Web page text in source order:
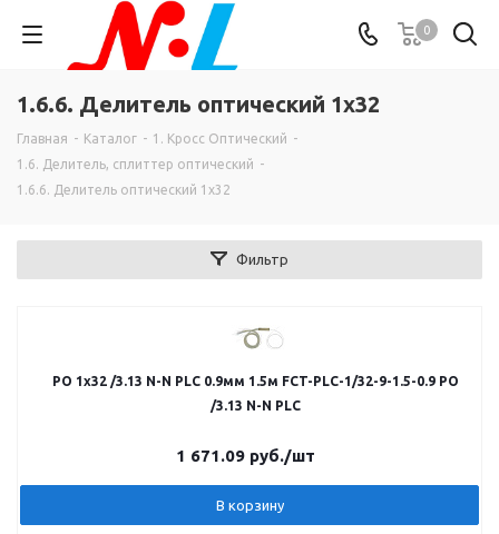
0
1.6.6. Делитель оптический 1х32
Главная - Каталог - 1. Кросс Оптический -
1.6. Делитель, сплиттер оптический -
1.6.6. Делитель оптический 1х32
Фильтр
РО 1х32 /3.13 N-N PLC 0.9мм 1.5м FCT-PLC-1/32-9-1.5-0.9 РО
/3.13 N-N PLC
1 671.09 руб./шт
В корзину